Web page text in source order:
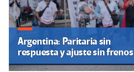
Argentina: Paritaria sin
respuesta y ajuste sin frenos